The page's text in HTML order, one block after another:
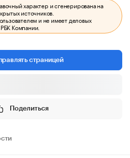
характер и сгенерирована на
источников.
и не имеет деловых
Компании.
страницей
Поделиться